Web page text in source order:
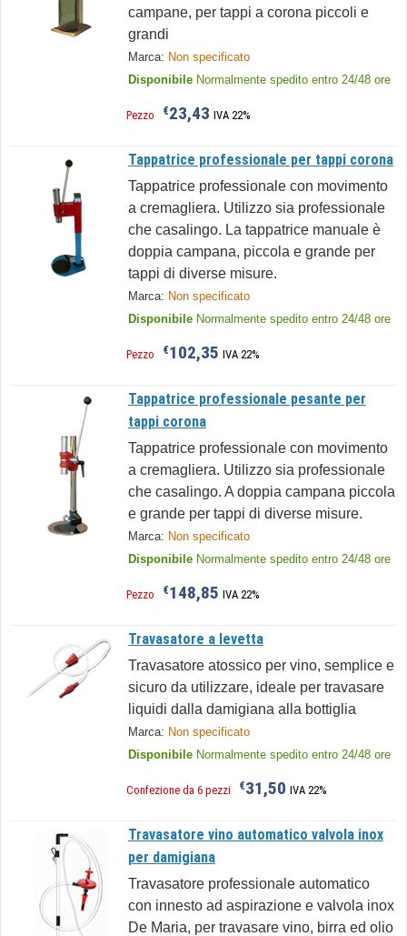
campane, per tappi a corona piccoli e
grandi
Marca: Non specificato
Disponibile Normalmente spedito entro 24/48 ore
Pezzo €23,43 IVA 22%
Tappatrice professionale per tappi corona
Tappatrice professionale con movimento
a cremagliera. Utilizzo sia professionale
che casalingo. La tappatrice manuale è
doppia campana, piccola e grande per
tappi di diverse misure.
Marca: Non specificato
Disponibile Normalmente spedito entro 24/48 ore
Pezzo €102,35 IVA 22%
Tappatrice professionale pesante per
tappi corona
Tappatrice professionale con movimento
a cremagliera. Utilizzo sia professionale
che casalingo. A doppia campana piccola
e grande per tappi di diverse misure.
Marca: Non specificato
Disponibile Normalmente spedito entro 24/48 ore
Pezzo €148,85 IVA 22%
Travasatore a levetta
Travasatore atossico per vino, semplice e
sicuro da utilizzare, ideale per travasare
liquidi dalla damigiana alla bottiglia
Marca: Non specificato
Disponibile Normalmente spedito entro 24/48 ore
Confezione da 6 pezzi €31,50 IVA 22%
Travasatore vino automatico valvola inox
per damigiana
Travasatore professionale automatico
con innesto ad aspirazione e valvola inox
De Maria, per travasare vino, birra ed olio